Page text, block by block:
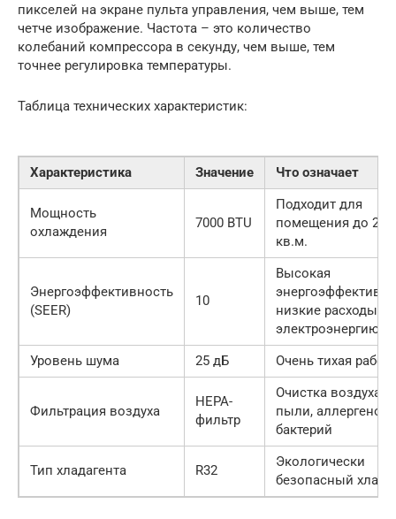
пикселей на экране пульта управления, чем выше, тем
четче изображение. Частота – это количество
колебаний компрессора в секунду, чем выше, тем
точнее регулировка температуры.
Таблица технических характеристик:
Характеристика Значение Что означает
Мощность
охлаждения
7000 BTU
Подходит для
помещения до 20
кв.м.
Энергоэффективность
(SEER)
10
Высокая
низкие расходы на
электроэнергию
Уровень шума
25 дБ Очень тихая
Фильтрация воздуха
HEPA-
фильтр
Очистка воздуха
пыли, аллергенов
бактерий
Тип хладагента R32
Экологически
безопасный